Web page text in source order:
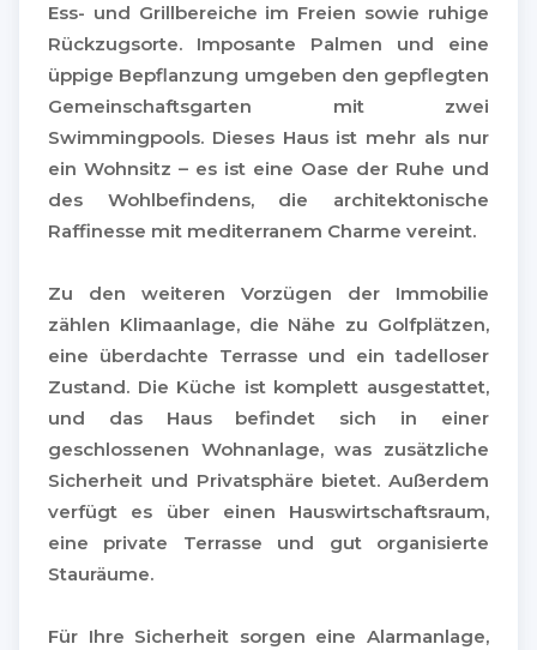
Ess- und Grillbereiche im Freien sowie ruhige
Rückzugsorte. Imposante Palmen und eine
üppige Bepflanzung umgeben den gepflegten
Gemeinschaftsgarten mit zwei
Swimmingpools. Dieses Haus ist mehr als nur
ein Wohnsitz – es ist eine Oase der Ruhe und
des Wohlbefindens, die architektonische
Raffinesse mit mediterranem Charme vereint.
Zu den weiteren Vorzügen der Immobilie
zählen Klimaanlage, die Nähe zu Golfplätzen,
eine überdachte Terrasse und ein tadelloser
Zustand. Die Küche ist komplett ausgestattet,
und das Haus befindet sich in einer
geschlossenen Wohnanlage, was zusätzliche
Sicherheit und Privatsphäre bietet. Außerdem
verfügt es über einen Hauswirtschaftsraum,
eine private Terrasse und gut organisierte
Stauräume.
Für Ihre Sicherheit sorgen eine Alarmanlage,